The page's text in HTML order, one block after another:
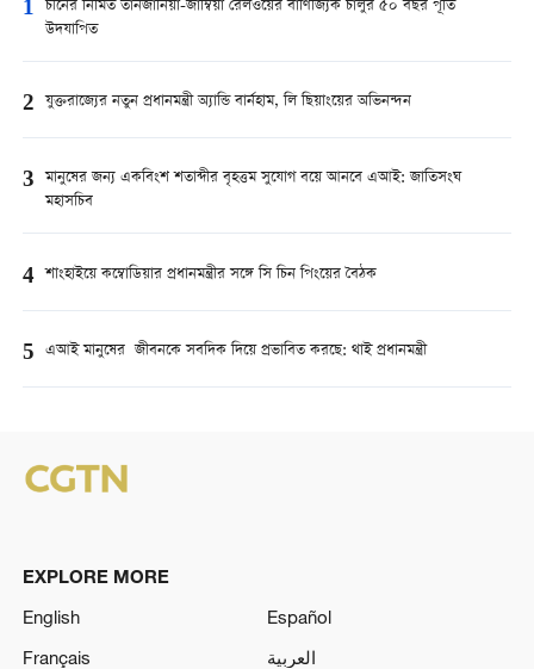
1 চীনের নির্মিত তানজানিয়া-জাম্বিয়া রেলওয়ের বাণিজ্যিক চালুর ৫০ বছর পূর্তি
উদযাপিত
2 যুক্তরাজ্যের নতুন প্রধানমন্ত্রী অ্যান্ডি বার্নহাম, লি ছিয়াংয়ের অভিনন্দন
3 মানুষের জন্য একবিংশ শতাব্দীর বৃহত্তম সুযোগ বয়ে আনবে এআই: জাতিসংঘ
মহাসচিব
4 শাংহাইয়ে কম্বোডিয়ার প্রধানমন্ত্রীর সঙ্গে সি চিন পিংয়ের বৈঠক
5 এআই মানুষের জীবনকে সবদিক দিয়ে প্রভাবিত করছে: থাই প্রধানমন্ত্রী
EXPLORE MORE
English
Español
Français
العربية